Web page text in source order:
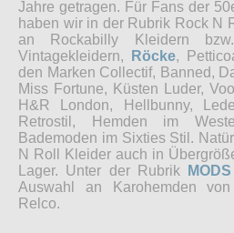
Jahre getragen. Für Fans der
haben wir in der Rubrik Rock N
an Rockabilly Kleidern
Vintagekleidern,
Röcke,
den Marken Collectif, Banned,
Miss Fortune, Küsten Luder,
H&R London, Hellbunny,
Retrostil, Hemden im
Bademoden im Sixties Stil.
N Roll Kleider auch in
Lager. Unter der Rubrik
MODS
Auswahl an Karohemden
Relco.